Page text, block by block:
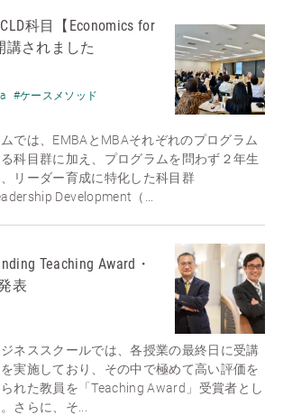
科目【Economics for
講されました
#ケースメソッド
では、EMBAとMBAそれぞれのプログラム
科目群に加え、プログラムを問わず２年生
リーダー育成に特化した科目群
Development（...
Teaching Award・
表
ネススクールでは、各授業の最終日に受講
実施しており、その中で極めて高い評価を
れた教員を「Teaching Award」受賞者とし
さらに、そ...